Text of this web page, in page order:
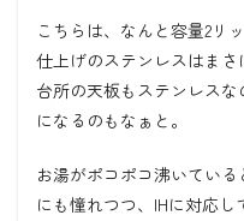
こちらは、なんと容量2リ
仕上げのステンレスはま
台所の天板もステンレス
になるのもなぁと。
お湯がポコポコ沸いてい
にも憧れつつ、IHに対応し